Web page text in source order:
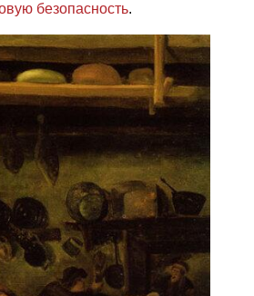
безопасность.